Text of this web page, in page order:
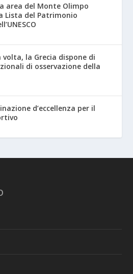
area del Monte Olimpo
Lista del Patrimonio
volta, la Grecia dispone di
di osservazione della
d’eccellenza per il